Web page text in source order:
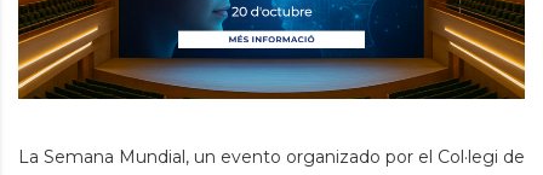
La Semana Mundial, un evento organizado por el Col·legi de